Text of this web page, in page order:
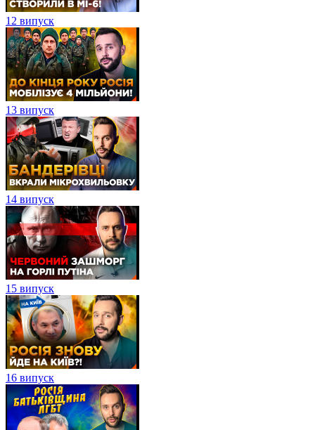
12 випуск
13 випуск
14 випуск
15 випуск
16 випуск